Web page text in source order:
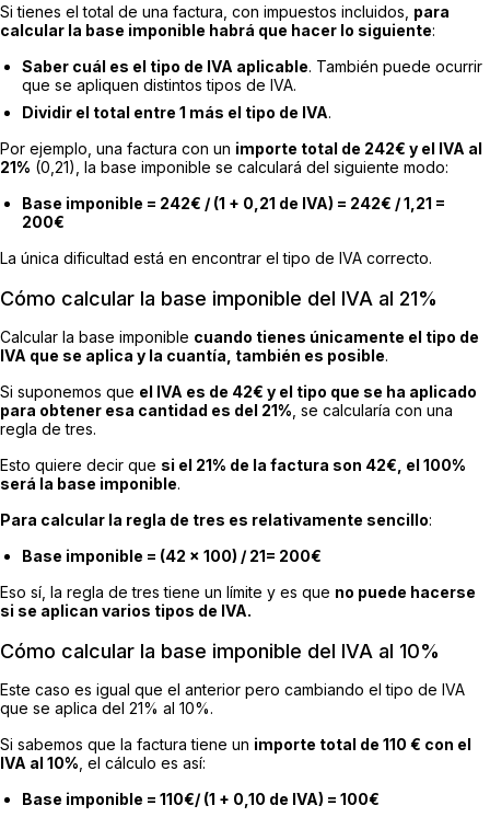
Si tienes el total de una factura, con impuestos incluidos, para
calcular la base imponible habrá que hacer lo siguiente:
Saber cuál es el tipo de IVA aplicable. También puede ocurrir
que se apliquen distintos tipos de IVA.
Dividir el total entre 1 más el tipo de IVA.
Por ejemplo, una factura con un importe total de 242€ y el IVA al
21% (0,21), la base imponible se calculará del siguiente modo:
Base imponible = 242€ / (1 + 0,21 de IVA) = 242€ / 1,21 =
200€
La única dificultad está en encontrar el tipo de IVA correcto.
Cómo calcular la base imponible del IVA al 21%
Calcular la base imponible cuando tienes únicamente el tipo de
IVA que se aplica y la cuantía, también es posible.
Si suponemos que el IVA es de 42€ y el tipo que se ha aplicado
para obtener esa cantidad es del 21% , se calcularía con una
regla de tres.
Esto quiere decir que si el 21% de la factura son 42€, el 100%
será la base imponible.
Para calcular la regla de tres es relativamente sencillo:
Base imponible = (42 × 100) / 21= 200€
Eso sí, la regla de tres tiene un límite y es que no puede hacerse
si se aplican varios tipos de IVA.
Cómo calcular la base imponible del IVA al 10%
Este caso es igual que el anterior pero cambiando el tipo de IVA
que se aplica del 21% al 10%.
Si sabemos que la factura tiene un importe total de 110 € con el
IVA al 10% , el cálculo es así:
Base imponible = 110€/ (1 + 0,10 de IVA) = 100€